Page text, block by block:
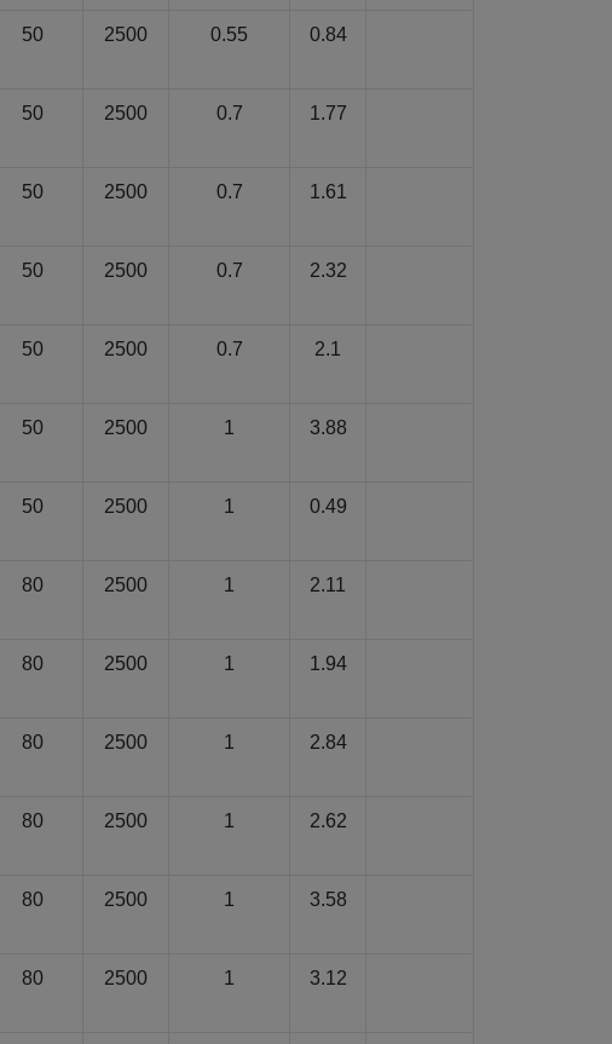
50 2500 0.55 0.84
50 2500 0.7 1.77
50 2500 0.7 1.61
50 2500 0.7 2.32
50 2500 0.7 2.1
50 2500 1 3.88
50 2500 1 0.49
80 2500 1 2.11
80 2500 1 1.94
80 2500 1 2.84
80 2500 1 2.62
80 2500 1 3.58
80 2500 1 3.12